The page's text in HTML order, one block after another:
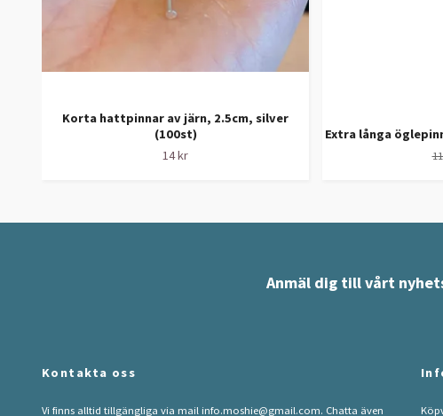
Korta hattpinnar av järn, 2.5cm, silver
(100st)
14 kr
Extra långa
Anmäl dig till vårt
Kontakta oss
Vi finns alltid tillgängliga via mail info.moshie@gmail.com. Chatta även